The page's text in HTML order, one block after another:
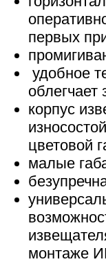
первых
удобное
облегчает
корпус
цветовой
малые
монтаже